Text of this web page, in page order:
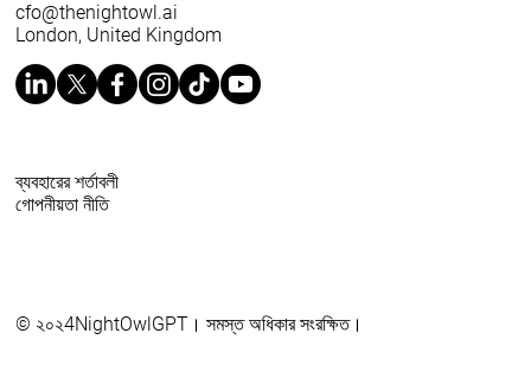
cfo@thenightowl.ai
London, United Kingdom
ব্যবহারের শর্তাবলী
গোপনীয়তা নীতি
© ২০২4NightOwlGPT। সমস্ত অধিকার সংরক্ষিত।